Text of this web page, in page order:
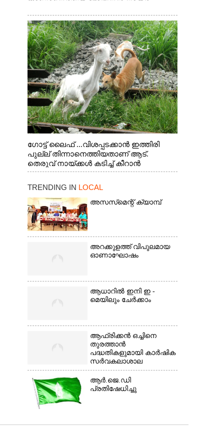
ഗോട്ട് ലൈഫ് ...വിശപ്പടക്കാൻ ഇത്തിരി
പുല്ല് തിന്നാനെത്തിയതാണ് ആട്.
തെരുവ് നായ്ക്കൾ കടിച്ച് കീറാൻ
വന്നതോടെ വയറിന്റെ ആന്തൽ മറന്ന്
വാത്തുരുത്തിയിൽ നിന്നുള്ള കാഴ്ച
TRENDING IN LOCAL
അസസ്‌മെന്റ് ക്യാമ്പ്
അറക്കുളത്ത് വിപുലമായ
ഓണാഘോഷം
ആധാറിൽ ഇനി ഇ -
മെയിലും ചേർക്കാം
ആഫ്രിക്കൻ ഒച്ചിനെ
തുരത്താൻ
പദ്ധതികളുമായി കാർഷിക
സർവകലാശാല
ആർ.ജെ.ഡി
പ്രതിഷേധിച്ചു